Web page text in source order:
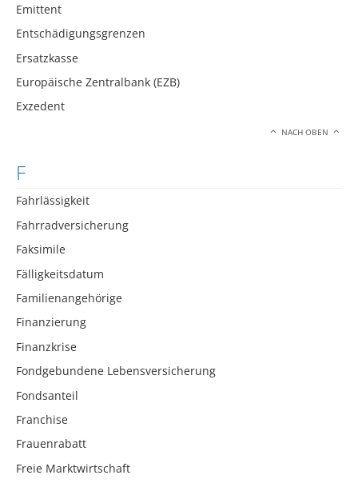
Emittent
Entschädigungsgrenzen
Ersatzkasse
Europäische Zentralbank (EZB)
Exzedent
NACH OBEN
F
Fahrlässigkeit
Fahrradversicherung
Faksimile
Fälligkeitsdatum
Familienangehörige
Finanzierung
Finanzkrise
Fondgebundene Lebensversicherung
Fondsanteil
Franchise
Frauenrabatt
Freie Marktwirtschaft